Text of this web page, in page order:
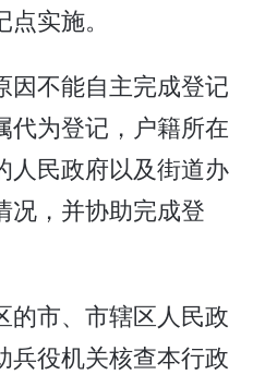
实施。
因不能自主完成登记
代为登记，户籍所在
人民政府以及街道办
况，并协助完成登
的市、市辖区人民政
兵役机关核查本行政